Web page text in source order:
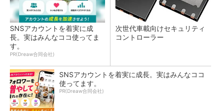
SNSアカウントを着実に成
長。実はみんなココ使ってま
す。
PR(Dreaw合同会社)
次世代車載向けセキュリティ
コントローラー
SNSアカウントを着実に成長。実はみんなココ
使ってます。
PR(Dreaw合同会社)